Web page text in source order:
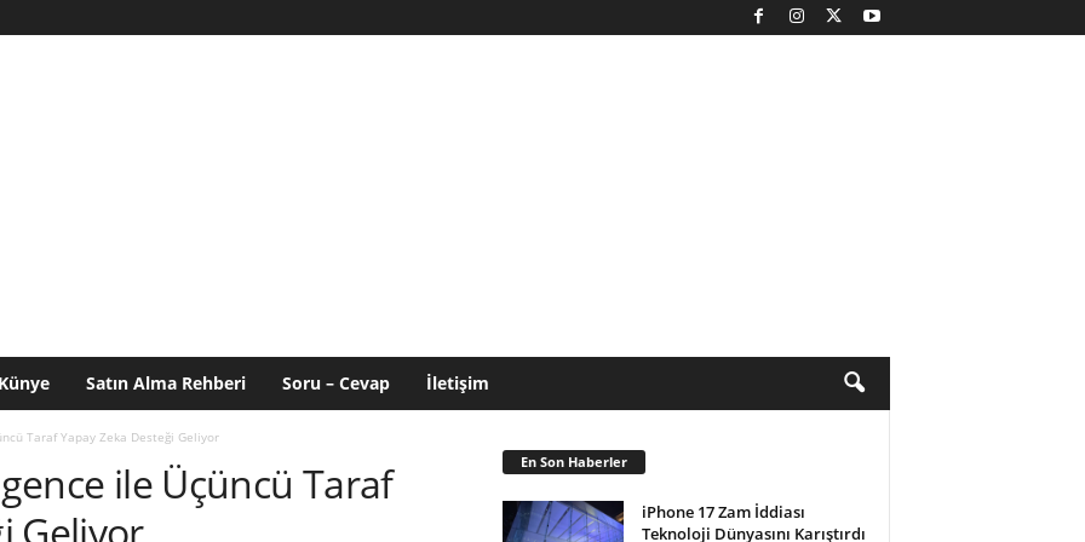
Künye Satın Alma Rehberi Soru – Cevap İletişim
Taraf Yapay Zeka Desteği Geliyor
ile Üçüncü Taraf
En Son Haberler
iPhone 17 Zam İddiası
Teknoloji Dünyasını Karıştırdı